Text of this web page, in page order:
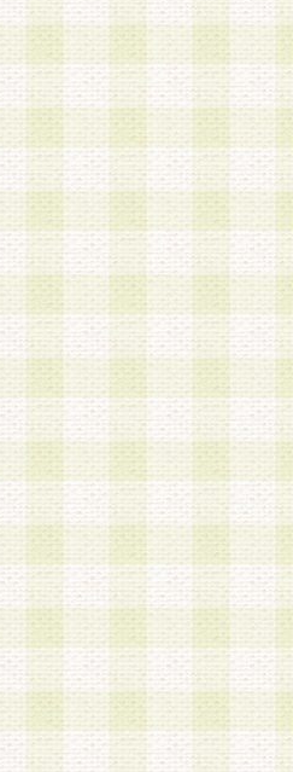
後、本サイト内にて本サービ
に基づき当社から付与された
ものとします。
付与したログインIDおよびパ
全て会員本人がその責任を負
付与されたログインIDおよび
買その他形態を問わず第三者
す。
るログインIDおよびパスワー
用に伴う損害の発生について
他原因の如何を問わず、一切
報
録情報に含まれる氏名・住所
を識別できる情報を当社が別
基づき適切に取り扱うものとし
以下の各号に定める目的に利
項以外の目的で個人情報を利
得たうえで利用するものとし
または運営
謝礼、景品、調査サンプル品
メール等の問い合わせなどへ